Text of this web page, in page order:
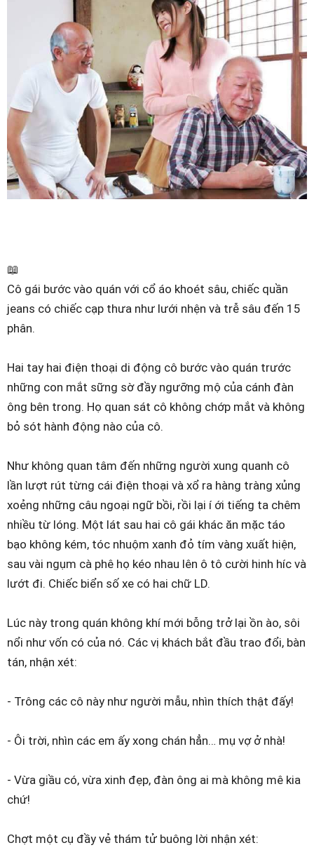
📖
Cô gái bước vào quán với cổ áo khoét sâu, chiếc quần
jeans có chiếc cạp thưa như lưới nhện và trễ sâu đến 15
phân.
Hai tay hai điện thoại di động cô bước vào quán trước
những con mắt sững sờ đầy ngưỡng mộ của cánh đàn
ông bên trong. Họ quan sát cô không chớp mắt và không
bỏ sót hành động nào của cô.
Như không quan tâm đến những người xung quanh cô
lần lượt rút từng cái điện thoại và xổ ra hàng tràng xủng
xoẻng những câu ngoại ngữ bồi, rồi lại í ới tiếng ta chêm
nhiều từ lóng. Một lát sau hai cô gái khác ăn mặc táo
bạo không kém, tóc nhuộm xanh đỏ tím vàng xuất hiện,
sau vài ngụm cà phê họ kéo nhau lên ô tô cười hinh híc và
lướt đi. Chiếc biển số xe có hai chữ LD.
Lúc này trong quán không khí mới bỗng trở lại ồn ào, sôi
nổi như vốn có của nó. Các vị khách bắt đầu trao đổi, bàn
tán, nhận xét:
- Trông các cô này như người mẫu, nhìn thích thật đấy!
- Ôi trời, nhìn các em ấy xong chán hẳn… mụ vợ ở nhà!
- Vừa giầu có, vừa xinh đẹp, đàn ông ai mà không mê kia
chứ!
Chợt một cụ đầy vẻ thám tử buông lời nhận xét: